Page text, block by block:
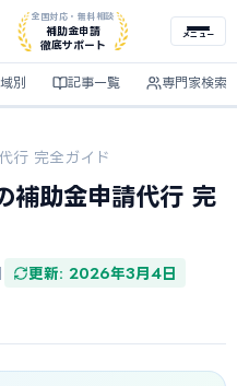
全国対応・無料相談
補助金申請
徹底サポート
メニュー
別 記事一覧 専門家検索
行 完全ガイド
補助金申請代行 完
更新: 2026年3月4日